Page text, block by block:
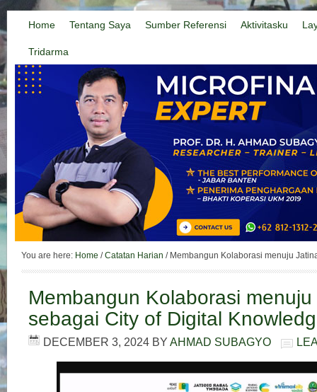
Home Tentang Saya Sumber Referensi Aktivitasku
Tridarma
You are here: Home / Catatan Harian /Membangun Kolaborasi menuju
Membangun Kolaborasi
sebagai City of Digital
DECEMBER 3, 2024 BY AHMAD SUBAGYO